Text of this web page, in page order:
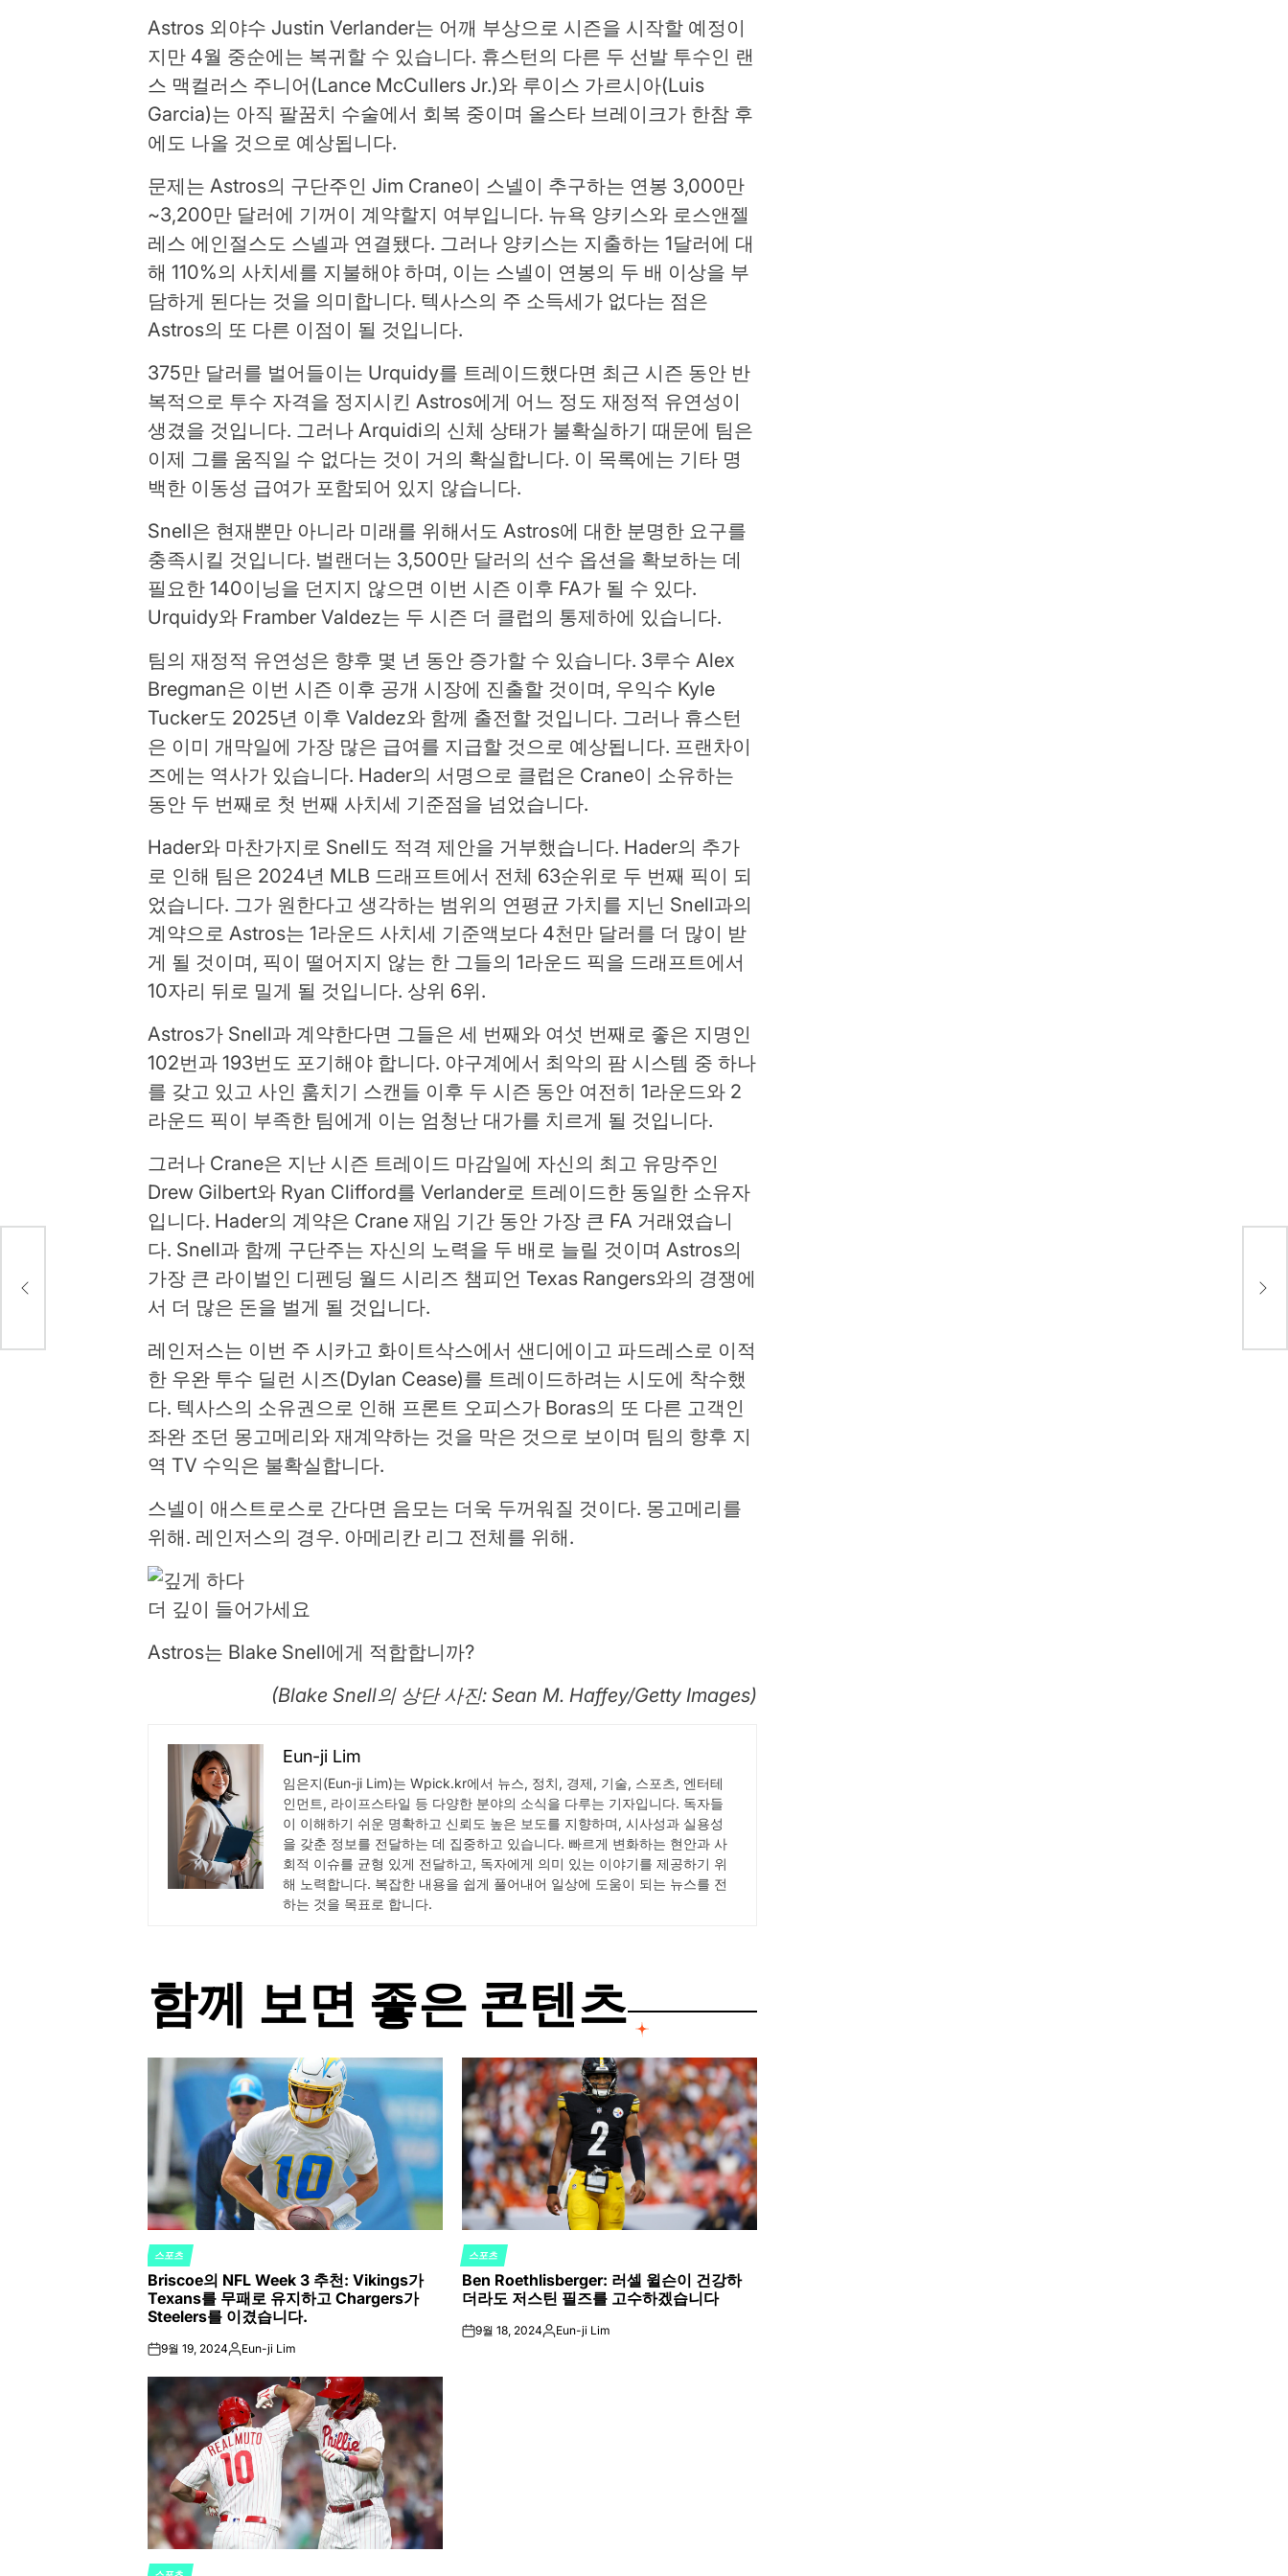
Astros 외야수 Justin Verlander는 어깨 부상으로 시즌을 시작할 예정이
지만 4월 중순에는 복귀할 수 있습니다. 휴스턴의 다른 두 선발 투수인 랜
스 맥컬러스 주니어(Lance McCullers Jr.)와 루이스 가르시아(Luis
Garcia)는 아직 팔꿈치 수술에서 회복 중이며 올스타 브레이크가 한참 후
에도 나올 것으로 예상됩니다.
문제는 Astros의 구단주인 Jim Crane이 스넬이 추구하는 연봉 3,000만
~3,200만 달러에 기꺼이 계약할지 여부입니다. 뉴욕 양키스와 로스앤젤
레스 에인절스도 스넬과 연결됐다. 그러나 양키스는 지출하는 1달러에 대
해 110%의 사치세를 지불해야 하며, 이는 스넬이 연봉의 두 배 이상을 부
담하게 된다는 것을 의미합니다. 텍사스의 주 소득세가 없다는 점은
Astros의 또 다른 이점이 될 것입니다.
375만 달러를 벌어들이는 Urquidy를 트레이드했다면 최근 시즌 동안 반
복적으로 투수 자격을 정지시킨 Astros에게 어느 정도 재정적 유연성이
생겼을 것입니다. 그러나 Arquidi의 신체 상태가 불확실하기 때문에 팀은
이제 그를 움직일 수 없다는 것이 거의 확실합니다. 이 목록에는 기타 명
백한 이동성 급여가 포함되어 있지 않습니다.
Snell은 현재뿐만 아니라 미래를 위해서도 Astros에 대한 분명한 요구를
충족시킬 것입니다. 벌랜더는 3,500만 달러의 선수 옵션을 확보하는 데
필요한 140이닝을 던지지 않으면 이번 시즌 이후 FA가 될 수 있다.
Urquidy와 Framber Valdez는 두 시즌 더 클럽의 통제하에 있습니다.
팀의 재정적 유연성은 향후 몇 년 동안 증가할 수 있습니다. 3루수 Alex
Bregman은 이번 시즌 이후 공개 시장에 진출할 것이며, 우익수 Kyle
Tucker도 2025년 이후 Valdez와 함께 출전할 것입니다. 그러나 휴스턴
은 이미 개막일에 가장 많은 급여를 지급할 것으로 예상됩니다. 프랜차이
즈에는 역사가 있습니다. Hader의 서명으로 클럽은 Crane이 소유하는
동안 두 번째로 첫 번째 사치세 기준점을 넘었습니다.
Hader와 마찬가지로 Snell도 적격 제안을 거부했습니다. Hader의 추가
로 인해 팀은 2024년 MLB 드래프트에서 전체 63순위로 두 번째 픽이 되
었습니다. 그가 원한다고 생각하는 범위의 연평균 가치를 지닌 Snell과의
계약으로 Astros는 1라운드 사치세 기준액보다 4천만 달러를 더 많이 받
게 될 것이며, 픽이 떨어지지 않는 한 그들의 1라운드 픽을 드래프트에서
10자리 뒤로 밀게 될 것입니다. 상위 6위.
Astros가 Snell과 계약한다면 그들은 세 번째와 여섯 번째로 좋은 지명인
102번과 193번도 포기해야 합니다. 야구계에서 최악의 팜 시스템 중 하나
를 갖고 있고 사인 훔치기 스캔들 이후 두 시즌 동안 여전히 1라운드와 2
라운드 픽이 부족한 팀에게 이는 엄청난 대가를 치르게 될 것입니다.
그러나 Crane은 지난 시즌 트레이드 마감일에 자신의 최고 유망주인
Drew Gilbert와 Ryan Clifford를 Verlander로 트레이드한 동일한 소유자
입니다. Hader의 계약은 Crane 재임 기간 동안 가장 큰 FA 거래였습니
다. Snell과 함께 구단주는 자신의 노력을 두 배로 늘릴 것이며 Astros의
가장 큰 라이벌인 디펜딩 월드 시리즈 챔피언 Texas Rangers와의 경쟁에
서 더 많은 돈을 벌게 될 것입니다.
레인저스는 이번 주 시카고 화이트삭스에서 샌디에이고 파드레스로 이적
한 우완 투수 딜런 시즈(Dylan Cease)를 트레이드하려는 시도에 착수했
다. 텍사스의 소유권으로 인해 프론트 오피스가 Boras의 또 다른 고객인
좌완 조던 몽고메리와 재계약하는 것을 막은 것으로 보이며 팀의 향후 지
역 TV 수익은 불확실합니다.
스넬이 애스트로스로 간다면 음모는 더욱 두꺼워질 것이다. 몽고메리를
위해. 레인저스의 경우. 아메리칸 리그 전체를 위해.
더 깊이 들어가세요
Astros는 Blake Snell에게 적합합니까?
(Blake Snell의 상단 사진: Sean M. Haffey/Getty Images)
Eun-ji Lim
임은지(Eun-ji Lim)는 Wpick.kr에서 뉴스, 정치, 경제, 기술, 스포츠, 엔터테
인먼트, 라이프스타일 등 다양한 분야의 소식을 다루는 기자입니다. 독자들
이 이해하기 쉬운 명확하고 신뢰도 높은 보도를 지향하며, 시사성과 실용성
을 갖춘 정보를 전달하는 데 집중하고 있습니다. 빠르게 변화하는 현안과 사
회적 이슈를 균형 있게 전달하고, 독자에게 의미 있는 이야기를 제공하기 위
해 노력합니다. 복잡한 내용을 쉽게 풀어내어 일상에 도움이 되는 뉴스를 전
하는 것을 목표로 합니다.
함께 보면 좋은 콘텐츠
POSTED
IN
스포츠
Briscoe의 NFL Week 3 추천: Vikings가
Texans를 무패로 유지하고 Chargers가
Steelers를 이겼습니다.
on9월 19, 2024Posted
Eun-ji Lim
POSTED
IN
스포츠
Ben Roethlisberger: 러셀 윌슨이 건강하
더라도 저스틴 필즈를 고수하겠습니다
on9월 18, 2024Posted
Eun-ji Lim
산